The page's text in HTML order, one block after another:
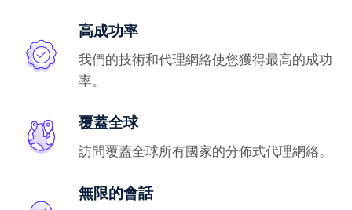
高成功率
我們的技術和代理網絡使您獲得最高的成功
率。
覆蓋全球
訪問覆蓋全球所有國家的分佈式代理網絡。
無限的會話